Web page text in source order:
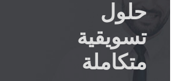
حلول
تسويقية
متكاملة